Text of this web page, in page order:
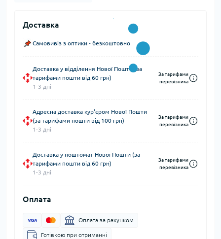
Доставка
Самовивіз з оптики - безкоштовно
Доставка у відділення Нової Пошти (за
тарифами пошти від 60 грн)
1-3 дні
За тарифами
перевізника
Адресна доставка кур'єром Нової Пошти
(за тарифами пошти від 100 грн)
1-3 дні
За тарифами
перевізника
Доставка у поштомат Нової Пошти (за
тарифами пошти від 60 грн)
1-3 дні
За тарифами
перевізника
Оплата
Оплата за рахунком
Готівкою при отриманні